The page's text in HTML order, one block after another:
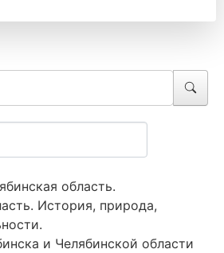
область.
История, природа,
и Челябинской области